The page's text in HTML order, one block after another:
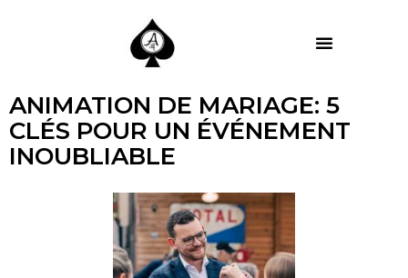
ANIMATION DE MARIAGE: 5
CLÉS POUR UN ÉVÉNEMENT
INOUBLIABLE